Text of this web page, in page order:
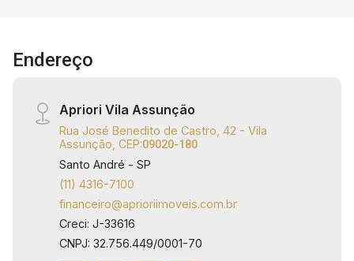
AP7733
Endereço
Apriori Vila Assunção
Rua José Benedito de Castro, 42 - Vila
Assunção, CEP:09020-180
Santo André - SP
(11) 4316-7100
financeiro@aprioriimoveis.com.br
Creci: J-33616
CNPJ: 32.756.449/0001-70